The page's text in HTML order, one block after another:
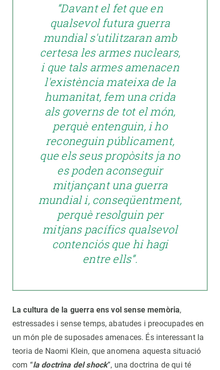
“Davant el fet que en
qualsevol futura guerra
mundial s'utilitzaran amb
certesa les armes nuclears,
i que tals armes amenacen
l'existència mateixa de la
humanitat, fem una crida
als governs de tot el món,
perquè entenguin, i ho
reconeguin públicament,
que els seus propòsits ja no
es poden aconseguir
mitjançant una guerra
mundial i, conseqüentment,
perquè resolguin per
mitjans pacífics qualsevol
contenciós que hi hagi
entre ells”.
La cultura de la guerra ens vol sense memòria,
estressades i sense temps, abatudes i preocupades en
un món ple de suposades amenaces. És interessant la
teoria de Naomi Klein, que anomena aquesta situació
com “la doctrina del shock”, una doctrina de qui té